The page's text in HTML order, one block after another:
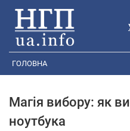
ГОЛОВНА
Магія вибору: як
ноутбука